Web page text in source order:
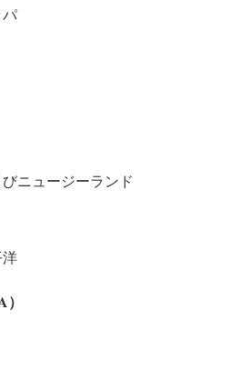
ニュージーランド